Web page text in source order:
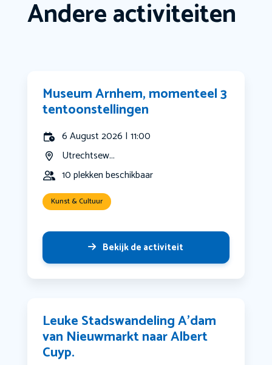
Andere activiteiten
Museum Arnhem, momenteel 3
tentoonstellingen
6 August 2026 | 11:00
Utrechtsew...
10 plekken beschikbaar
Kunst & Cultuur
Bekijk de activiteit
Leuke Stadswandeling A’dam
van Nieuwmarkt naar Albert
Cuyp.